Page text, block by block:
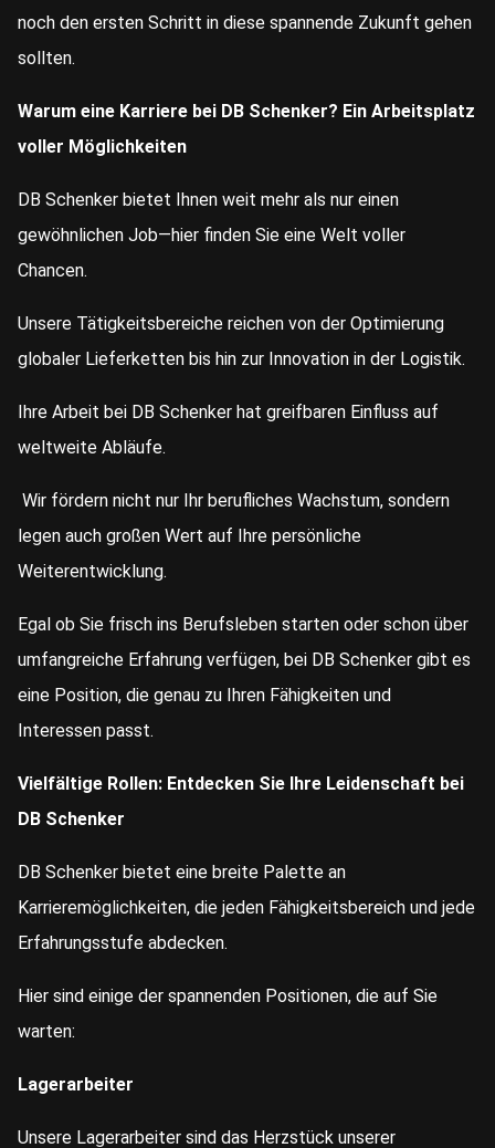
noch den ersten Schritt in diese spannende Zukunft gehen
sollten.
Warum eine Karriere bei DB Schenker? Ein Arbeitsplatz
voller Möglichkeiten
DB Schenker bietet Ihnen weit mehr als nur einen
gewöhnlichen Job—hier finden Sie eine Welt voller
Chancen.
Unsere Tätigkeitsbereiche reichen von der Optimierung
globaler Lieferketten bis hin zur Innovation in der Logistik.
Ihre Arbeit bei DB Schenker hat greifbaren Einfluss auf
weltweite Abläufe.
Wir fördern nicht nur Ihr berufliches Wachstum, sondern
legen auch großen Wert auf Ihre persönliche
Weiterentwicklung.
Egal ob Sie frisch ins Berufsleben starten oder schon über
umfangreiche Erfahrung verfügen, bei DB Schenker gibt es
eine Position, die genau zu Ihren Fähigkeiten und
Interessen passt.
Vielfältige Rollen: Entdecken Sie Ihre Leidenschaft bei
DB Schenker
DB Schenker bietet eine breite Palette an
Karrieremöglichkeiten, die jeden Fähigkeitsbereich und jede
Erfahrungsstufe abdecken.
Hier sind einige der spannenden Positionen, die auf Sie
warten:
Lagerarbeiter
Unsere Lagerarbeiter sind das Herzstück unserer